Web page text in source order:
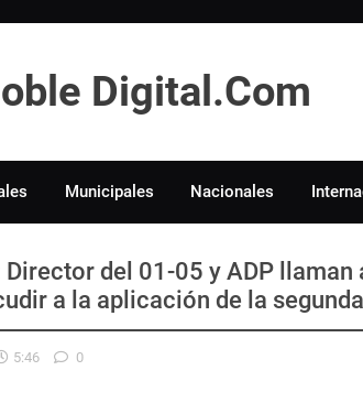
Digital.Com
Municipales Nacionales
Director del 01-05 y ADP
a la aplicación de la
5:46 0